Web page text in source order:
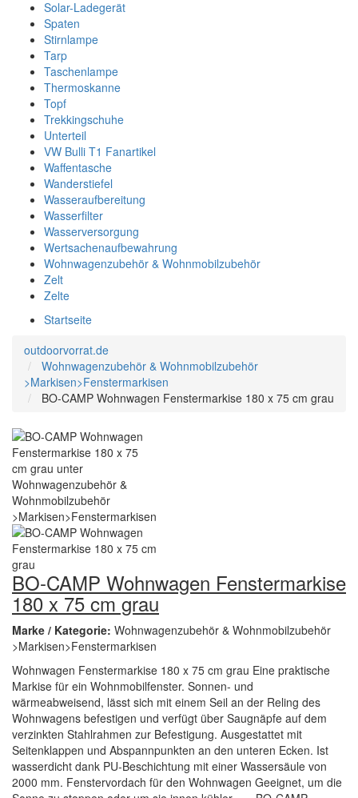
Solar-Ladegerät
Spaten
Stirnlampe
Tarp
Taschenlampe
Thermoskanne
Topf
Trekkingschuhe
Unterteil
VW Bulli T1 Fanartikel
Waffentasche
Wanderstiefel
Wasseraufbereitung
Wasserfilter
Wasserversorgung
Wertsachenaufbewahrung
Wohnwagenzubehör & Wohnmobilzubehör
Zelt
Zelte
Startseite
outdoorvorrat.de
Wohnwagenzubehör & Wohnmobilzubehör
>Markisen>Fenstermarkisen
BO-CAMP Wohnwagen Fenstermarkise 180 x 75 cm grau
BO-CAMP Wohnwagen Fenstermarkise
180 x 75 cm grau
Marke / Kategorie: Wohnwagenzubehör & Wohnmobilzubehör
>Markisen>Fenstermarkisen
Wohnwagen Fenstermarkise 180 x 75 cm grau Eine praktische
Markise für ein Wohnmobilfenster. Sonnen- und
wärmeabweisend, lässt sich mit einem Seil an der Reling des
Wohnwagens befestigen und verfügt über Saugnäpfe auf dem
verzinkten Stahlrahmen zur Befestigung. Ausgestattet mit
Seitenklappen und Abspannpunkten an den unteren Ecken. Ist
wasserdicht dank PU-Beschichtung mit einer Wassersäule von
2000 mm. Fenstervordach für den Wohnwagen Geeignet, um die